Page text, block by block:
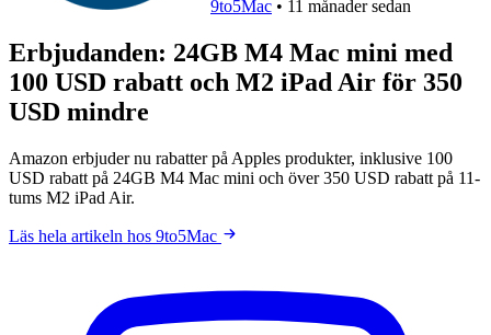
9to5Mac • 11 månader sedan
Erbjudanden: 24GB M4 Mac mini med
100 USD rabatt och M2 iPad Air för 350
USD mindre
Amazon erbjuder nu rabatter på Apples produkter, inklusive 100
USD rabatt på 24GB M4 Mac mini och över 350 USD rabatt på 11-
tums M2 iPad Air.
Läs hela artikeln hos 9to5Mac